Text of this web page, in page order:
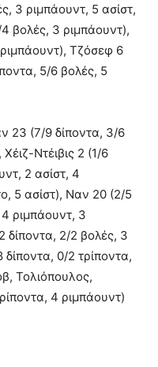
3 ριμπάουντ, 5 ασίστ,
βολές, 3 ριμπάουντ),
Τζόσεφ 6
5/6 βολές, 5
23 (7/9 δίποντα, 3/6
Ντέιβις 2 (1/6
2 ασίστ, 4
5 ασίστ), Ναν 20 (2/5
ριμπάουντ, 3
δίποντα, 2/2 βολές, 3
0/2 τρίποντα,
Τολιόπουλος,
4 ριμπάουντ)